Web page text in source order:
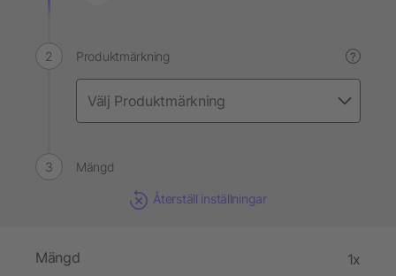
Produktmärkning ?
Mängd
Återställ inställningar
Mängd 1x